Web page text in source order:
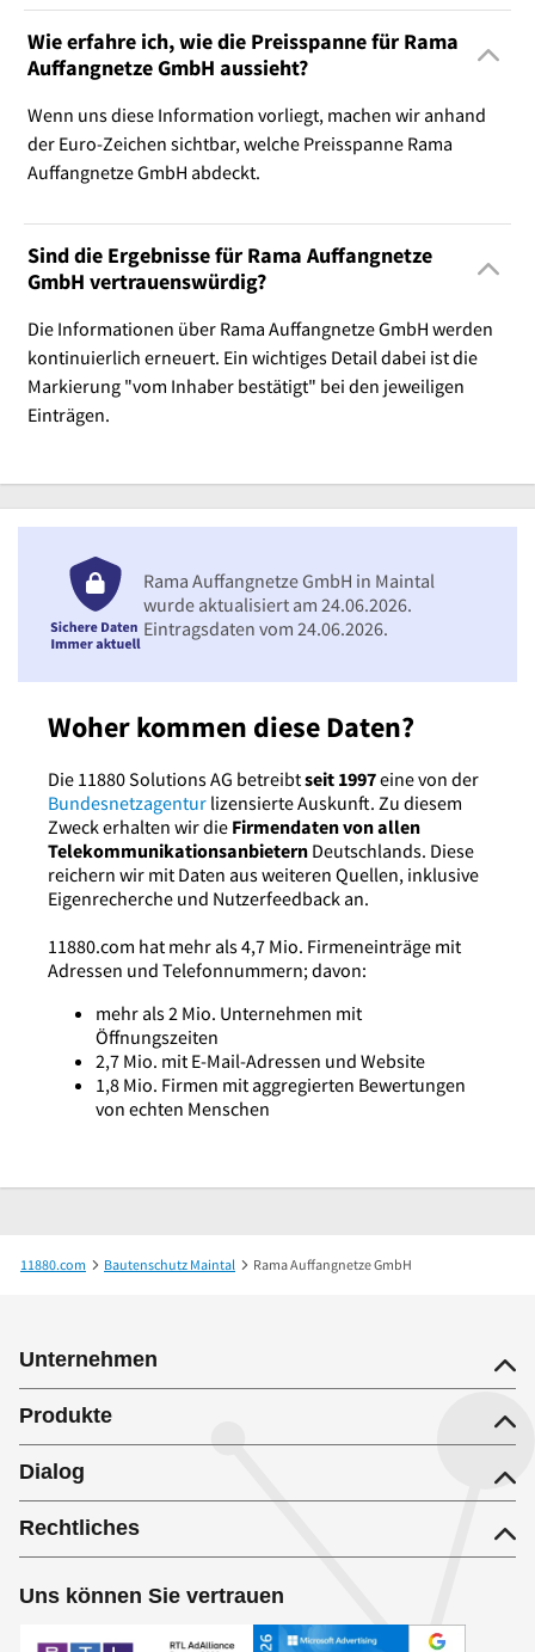
Wie erfahre ich, wie die Preisspanne für Rama
Auffangnetze GmbH aussieht?
Wenn uns diese Information vorliegt, machen wir anhand
der Euro-Zeichen sichtbar, welche Preisspanne Rama
Auffangnetze GmbH abdeckt.
Sind die Ergebnisse für Rama Auffangnetze
GmbH vertrauenswürdig?
Die Informationen über Rama Auffangnetze GmbH werden
kontinuierlich erneuert. Ein wichtiges Detail dabei ist die
Markierung "vom Inhaber bestätigt" bei den jeweiligen
Einträgen.
Woher kommen diese Daten?
Die 11880 Solutions AG betreibtseit 1997eine von der
Bundesnetzagentur lizensierte Auskunft. Zu diesem
Zweck erhalten wir die Firmendaten von allen
Telekommunikationsanbietern Deutschlands. Diese
reichern wir mit Daten aus weiteren Quellen, inklusive
Eigenrecherche und Nutzerfeedback an.
11880.com hat mehr als 4,7 Mio. Firmeneinträge mit
Adressen und Telefonnummern; davon:
mehr als 2 Mio. Unternehmen mit
Öffnungszeiten
2,7 Mio. mit E-Mail-Adressen und Website
1,8 Mio. Firmen mit aggregierten Bewertungen
von echten Menschen
Rama Auffangnetze GmbH in Maintal
wurde aktualisiert am 24.06.2026.
Eintragsdaten vom 24.06.2026.
11880.com Bautenschutz Maintal Rama Auffangnetze GmbH
Unternehmen
Produkte
Dialog
Rechtliches
Uns können Sie vertrauen